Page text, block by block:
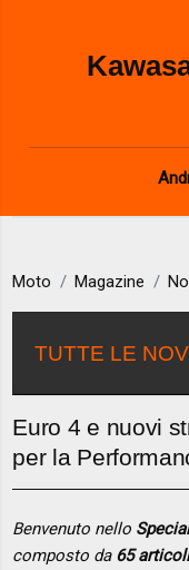
Moto Magazine
TUTTE LE
Euro 4 e nuovi
per la
Benvenuto nello
composto da 65